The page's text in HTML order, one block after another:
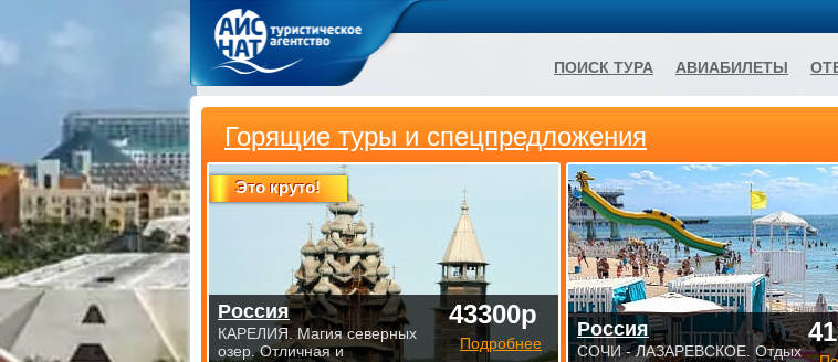
Горящие туры и спецпредложения
Это круто!
43300р
Подробнее
Россия
КАРЕЛИЯ. Магия северных
озер. Отличная и
Россия
СОЧИ - ЛАЗАРЕВСКОЕ. Отдых
ПОИСК ТУРА АВИАБИЛЕТЫ